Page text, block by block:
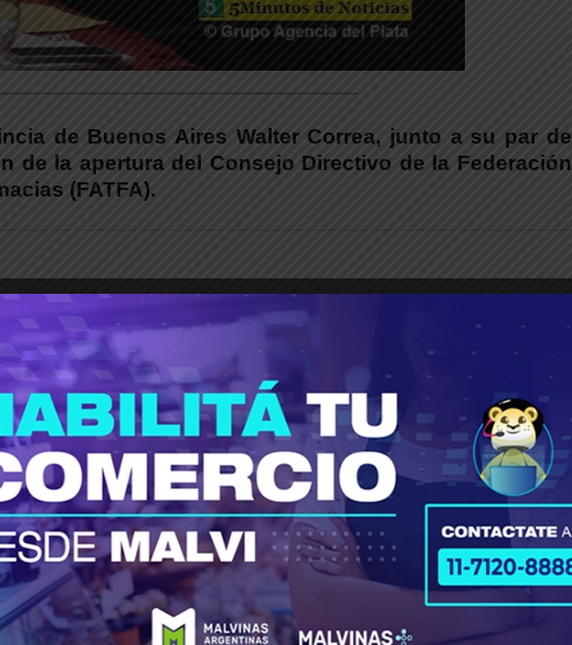
de Buenos Aires Walter Correa, junto a su par de
de la apertura del Consejo Directivo de la Federación
(FATFA).